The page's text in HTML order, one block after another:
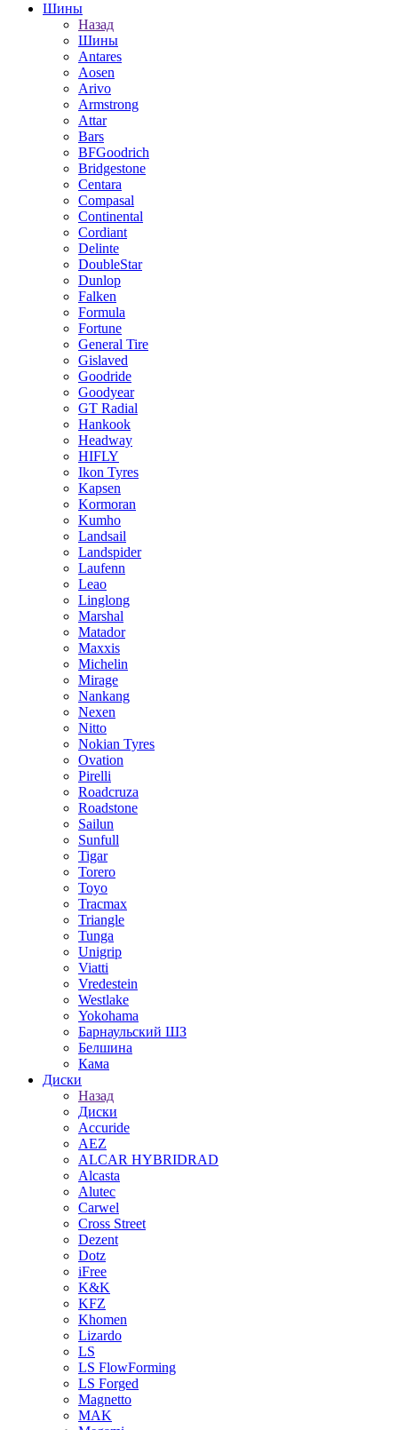
Шины
Назад
Шины
Antares
Aosen
Arivo
Armstrong
Attar
Bars
BFGoodrich
Bridgestone
Centara
Compasal
Continental
Cordiant
Delinte
DoubleStar
Dunlop
Falken
Formula
Fortune
General Tire
Gislaved
Goodride
Goodyear
GT Radial
Hankook
Headway
HIFLY
Ikon Tyres
Kapsen
Kormoran
Kumho
Landsail
Landspider
Laufenn
Leao
Linglong
Marshal
Matador
Maxxis
Michelin
Mirage
Nankang
Nexen
Nitto
Nokian Tyres
Ovation
Pirelli
Roadcruza
Roadstone
Sailun
Sunfull
Tigar
Torero
Toyo
Tracmax
Triangle
Tunga
Unigrip
Viatti
Vredestein
Westlake
Yokohama
Барнаульский ШЗ
Белшина
Кама
Диски
Назад
Диски
Accuride
AEZ
ALCAR HYBRIDRAD
Alcasta
Alutec
Carwel
Cross Street
Dezent
Dotz
iFree
K&K
KFZ
Khomen
Lizardo
LS
LS FlowForming
LS Forged
Magnetto
MAK